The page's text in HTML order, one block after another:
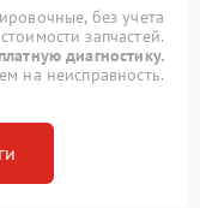
без учета
стоимости запчастей.
диагностику.
на неисправность.